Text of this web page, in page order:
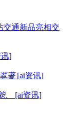
交通新品亮相交
讯]
著[ai资讯]
、 [ai资讯]